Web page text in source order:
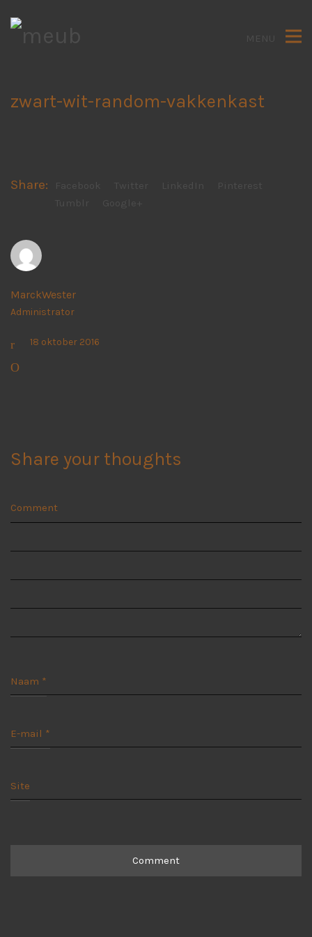
MENU
zwart-wit-random-vakkenkast
Share: Facebook
MarckWester
Administrator
18 oktober 2016
Share your thoughts
Comment
Naam *
E-mail *
Site